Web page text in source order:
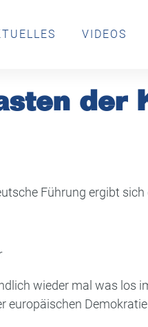
VIDEOS
der
Führung ergibt
wieder mal was los
europäischen